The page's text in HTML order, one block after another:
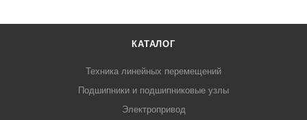
КАТАЛОГ
Техника линейных перемещений
Подшипники и подшипниковые узлы
Электропривод